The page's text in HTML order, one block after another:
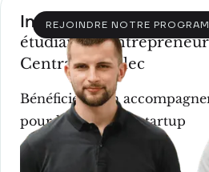
Incubation
étudiant(e)-
CentraleSupélec
Bénéficiez d'un
pour lancer votre startup
REJOINDRE NOTRE